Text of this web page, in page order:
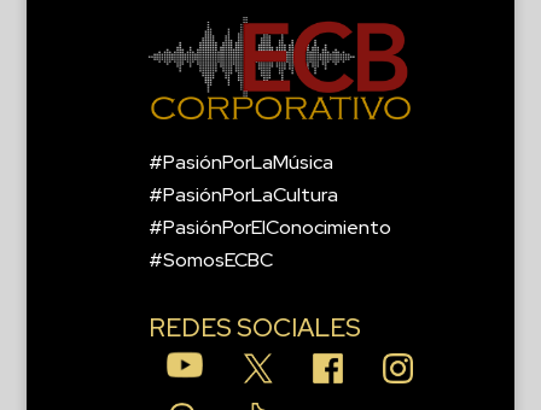
#PasiónPorLaMúsica
#PasiónPorLaCultura
#PasiónPorElConocimiento
#SomosECBC
REDES SOCIALES